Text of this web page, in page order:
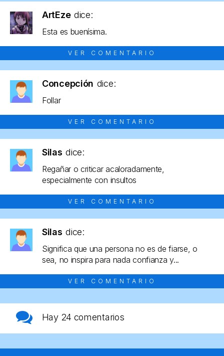
ArtEze dice:
Esta es buenísima.
VER COMENTARIO
Concepción dice:
Follar
VER COMENTARIO
Silas dice:
Regañar o criticar acaloradamente,
especialmente con insultos
VER COMENTARIO
Silas dice:
Significa que una persona no es de fiarse, o
sea, no inspira para nada confianza y...
VER COMENTARIO
Hay 24 comentarios